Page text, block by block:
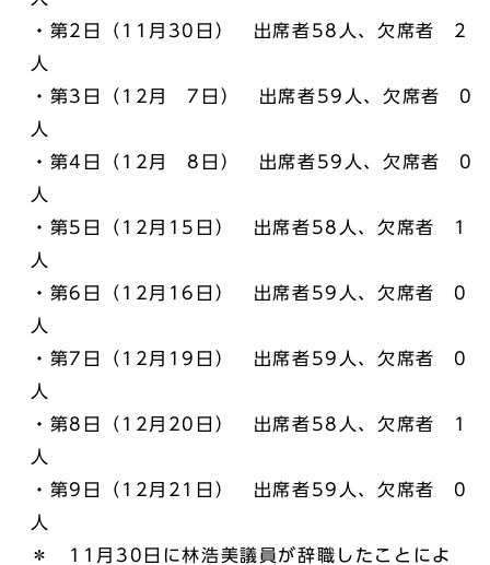
・第2日（11月30日） 出席者58人、欠席者 2
人
・第3日（12月 7日） 出席者59人、欠席者 0
人
・第4日（12月 8日） 出席者59人、欠席者 0
人
・第5日（12月15日） 出席者58人、欠席者 1
人
・第6日（12月16日） 出席者59人、欠席者 0
人
・第7日（12月19日） 出席者59人、欠席者 0
人
・第8日（12月20日） 出席者58人、欠席者 1
人
・第9日（12月21日） 出席者59人、欠席者 0
人
＊ 11月30日に林浩美議員が辞職したことによ